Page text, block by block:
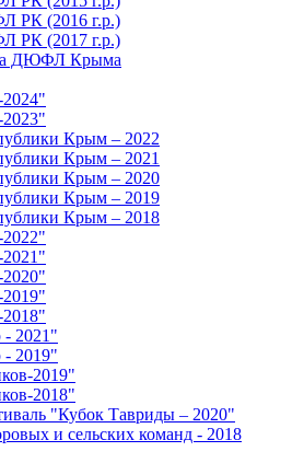
РК (2016 г.р.)
РК (2017 г.р.)
ДЮФЛ Крыма
Крым – 2022
Крым – 2021
Крым – 2020
Крым – 2019
Крым – 2018
- 2021"
- 2019"
2019"
2018"
"Кубок Тавриды – 2020"
и сельских команд - 2018